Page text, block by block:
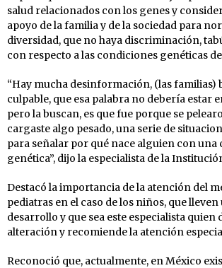
salud relacionados con los genes y
apoyo de la familia y de la sociedad para
diversidad, que no haya discriminación,
con respecto a las condiciones genéticas
“Hay mucha desinformación, (las familias)
culpable, que esa palabra no debería estar
pero la buscan, es que fue porque se
cargaste algo pesado, una serie de
para señalar por qué nace alguien con una
genética”, dijo la especialista de la
Destacó la importancia de la atención del
pediatras en el caso de los niños, que
desarrollo y que sea este especialista quien
alteración y recomiende la atención
Reconoció que, actualmente, en México